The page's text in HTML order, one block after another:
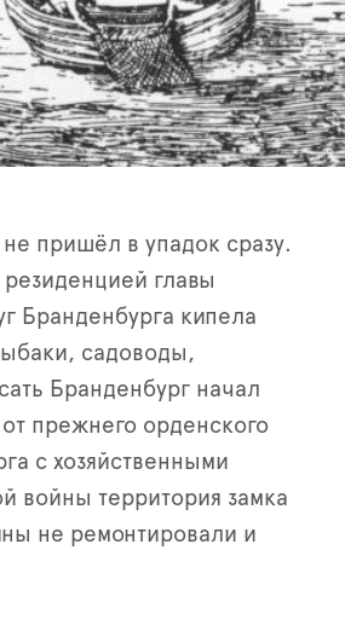
пришёл в упадок сразу.
главы
Бранденбурга кипела
садоводы,
Бранденбург начал
прежнего орденского
с хозяйственными
войны территория замка
не ремонтировали и